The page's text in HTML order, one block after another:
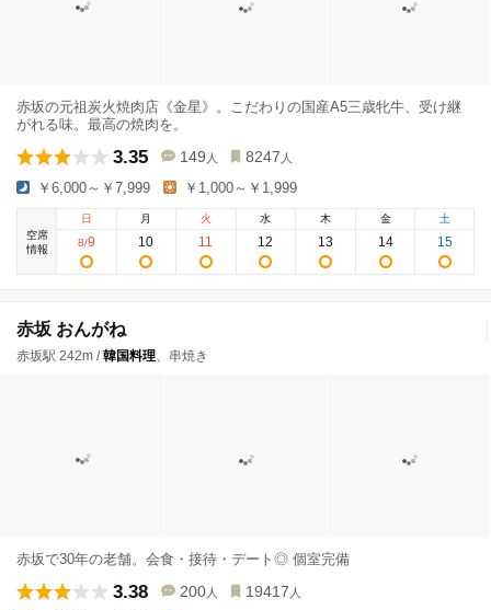
赤坂の元祖炭火焼肉店《金星》。こだわりの国産A5三歳牝牛、受け継
がれる味。最高の焼肉を。
3.35 149 人 8247 人
￥6,000～￥7,999 ￥1,000～￥1,999
空席
情報
日
8/9
月
10
火
11
水
12
木
13
金
14
土
15
赤坂 おんがね
赤坂駅 242m /韓国料理、串焼き
赤坂で30年の老舗。会食・接待・デート◎ 個室完備
3.38 200 人 19417 人